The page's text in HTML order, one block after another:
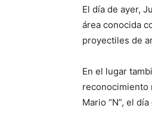
El día de ayer,
área conocida
proyectiles de
En el lugar
reconocimiento
Mario “N”, el